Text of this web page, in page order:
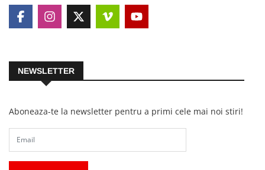
NEWSLETTER
Aboneaza-te la newsletter pentru a primi cele mai noi stiri!